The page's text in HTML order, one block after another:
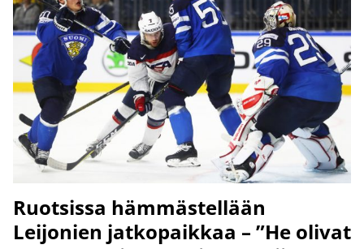
Ruotsissa hämmästellään
Leijonien jatkopaikkaa – ”He olivat